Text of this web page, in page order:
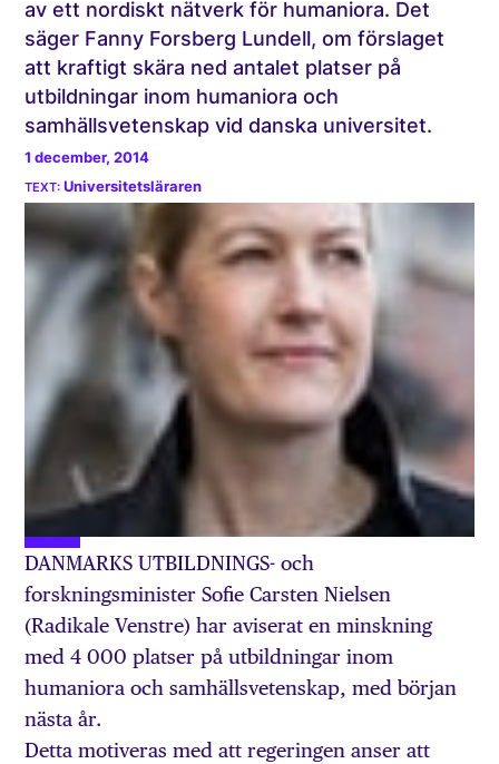
av ett nordiskt nätverk för humaniora. Det
säger Fanny Forsberg Lundell, om förslaget
att kraftigt skära ned antalet platser på
utbildningar inom humaniora och
samhällsvetenskap vid danska universitet.
1 december, 2014
Universitetsläraren
DANMARKS UTBILDNINGS- och
forskningsminister Sofie Carsten Nielsen
(Radikale Venstre) har aviserat en minskning
med 4 000 platser på utbildningar inom
humaniora och samhällsvetenskap, med början
nästa år.
Detta motiveras med att regeringen anser att